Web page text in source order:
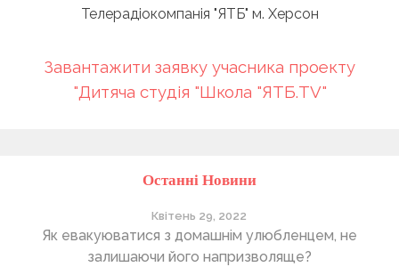
Телерадіокомпанія "ЯТБ" м. Херсон
Завантажити заявку учасника проекту
"Дитяча студія "Школа "ЯТБ.TV"
Останні Новини
Квітень 29, 2022
Як евакуюватися з домашнім улюбленцем, не
залишаючи його напризволяще?